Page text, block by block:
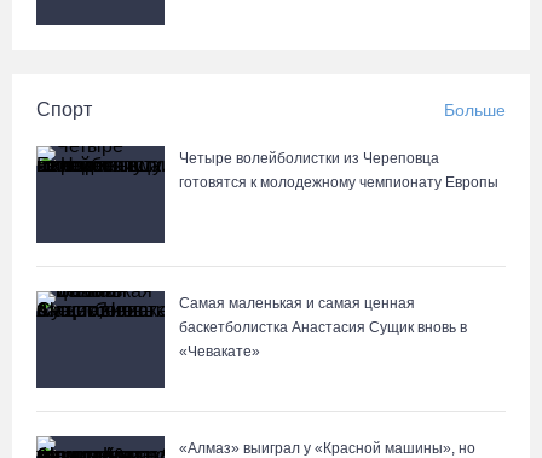
Спорт Больше
Четыре волейболистки из Череповца
готовятся к молодежному чемпионату Европы
Самая маленькая и самая ценная
баскетболистка Анастасия Сущик вновь в
«Чевакате»
«Алмаз» выиграл у «Красной машины», но